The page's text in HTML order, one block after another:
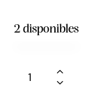
2 disponibles